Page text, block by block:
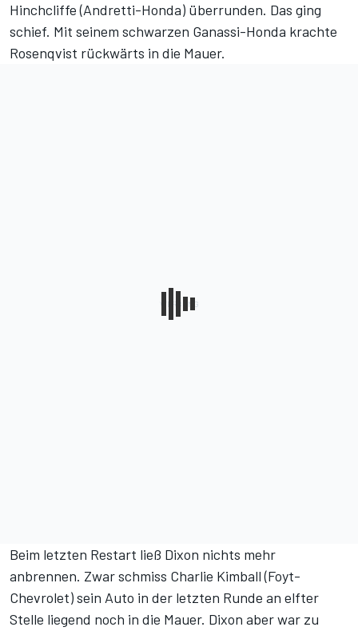
Hinchcliffe (Andretti-Honda) überrunden. Das ging
schief. Mit seinem schwarzen Ganassi-Honda krachte
Rosenqvist rückwärts in die Mauer.
Beim letzten Restart ließ Dixon nichts mehr
anbrennen. Zwar schmiss Charlie Kimball (Foyt-
Chevrolet) sein Auto in der letzten Runde an elfter
Stelle liegend noch in die Mauer. Dixon aber war zu